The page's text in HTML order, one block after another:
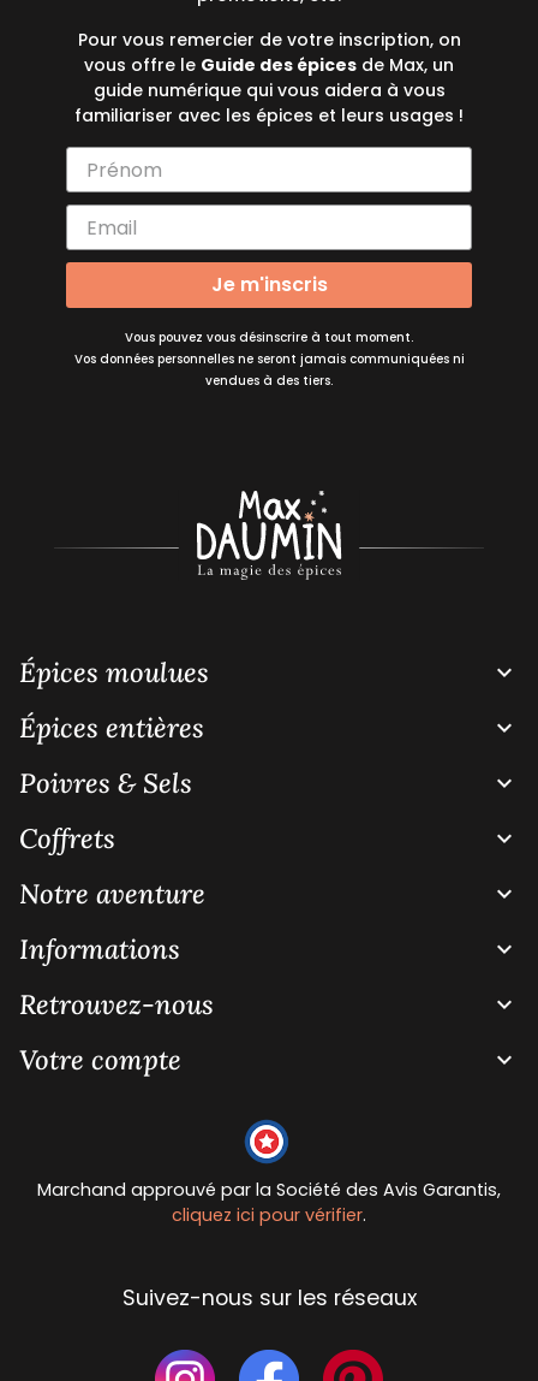
Pour vous remercier de votre inscription, on
vous offre le Guide des épices de Max, un
guide numérique qui vous aidera à vous
familiariser avec les épices et leurs usages !
Je m'inscris
Vous pouvez vous désinscrire à tout moment.
Vos données personnelles ne seront jamais communiquées ni
vendues à des tiers.
Épices moulues 
Épices entières 
Poivres & Sels 
Coffrets 
Notre aventure 
Informations 
Retrouvez-nous 
Votre compte 
Marchand approuvé par la Société des Avis Garantis,
cliquez ici pour vérifier.
Suivez-nous sur les réseaux